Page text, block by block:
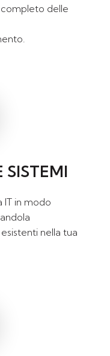
delle
SISTEMI
in modo
nella tua